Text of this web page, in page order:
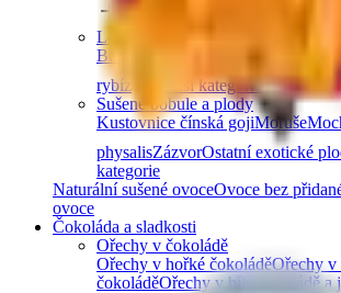
Další kategorie
Lesní ovoce
Brusinky a borůvky
Jahody Maliny
rybíz
Další kategorie
Sušené bobule a plody
Kustovnice čínská gojiMoruše
physalisZázvorOstatní exotické
kategorie
Naturální sušené ovoceOvoce bez
ovoce
Čokoláda a sladkosti
Ořechy v čokoládě
Ořechy v hořké čokoláděOřechy v
čokoláděOřechy v bílé čokoládě a